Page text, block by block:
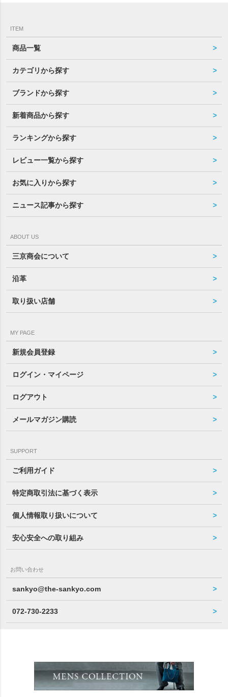
ITEM
商品一覧
カテゴリから探す
ブランドから探す
新着商品から探す
ランキングから探す
レビュー一覧から探す
お気に入りから探す
ニュース記事から探す
ABOUT US
三京商会について
沿革
取り扱い店舗
MY PAGE
新規会員登録
ログイン・マイページ
ログアウト
メールマガジン購読
SUPPORT
ご利用ガイド
特定商取引法に基づく表示
個人情報取り扱いについて
安心安全への取り組み
お問い合わせ
sankyo@the-sankyo.com
072-730-2233